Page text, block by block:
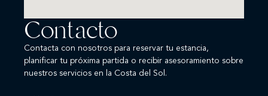
Contacto
Contacta con nosotros para reservar tu estancia,
planificar tu próxima partida o recibir asesoramiento sobre
nuestros servicios en la Costa del Sol.